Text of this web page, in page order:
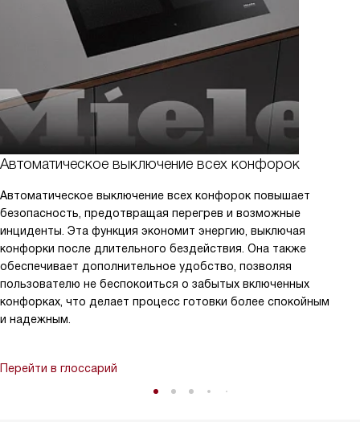
Автоматическое выключение всех конфорок
Автоматическое выключение всех конфорок повышает
безопасность, предотвращая перегрев и возможные
инциденты. Эта функция экономит энергию, выключая
конфорки после длительного бездействия. Она также
обеспечивает дополнительное удобство, позволяя
пользователю не беспокоиться о забытых включенных
конфорках, что делает процесс готовки более спокойным
и надежным.
Перейти в глоссарий